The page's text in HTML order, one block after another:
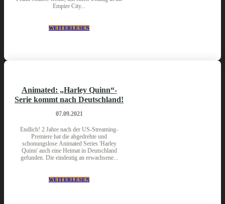
Empire City...
WEITERLESEN
Animated: „Harley Quinn“-
Serie kommt nach Deutschland!
07.09.2021
Endlich! 2 Jahre nach der US-Streaming-
Premiere hat die abgedrehte und
schonungslose Animated Series 'Harley
Quinn' auch eine Heimat in Deutschland
gefunden. Die eindeutig an erwachsene...
WEITERLESEN